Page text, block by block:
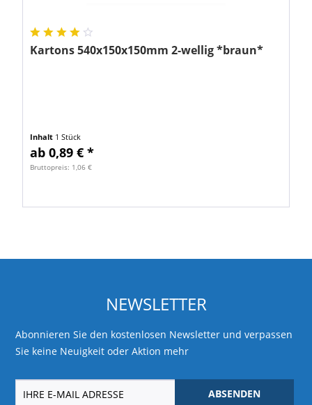
Kartons 540x150x150mm 2-wellig *braun*
Inhalt 1 Stück
ab 0,89 € *
Bruttopreis: 1,06 €
NEWSLETTER
Abonnieren Sie den kostenlosen Newsletter und verpassen
Sie keine Neuigkeit oder Aktion mehr
ABSENDEN